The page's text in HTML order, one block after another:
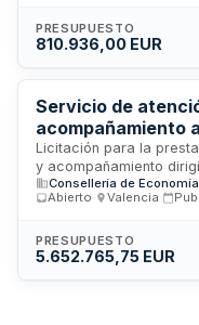
Melilla, Requena y
atención psicológica
prestaciones
beneficiaria en las
PRESUPUESTO
810.936,00 EUR
Servicio de
acompañamiento
Centros Iris de
Licitación para la
y acompañamiento
los Centros Iris
servicio es promovido
Comunidad
atención
Abierto
Valencia Pub.
PRESUPUESTO
5.652.765,75 EUR